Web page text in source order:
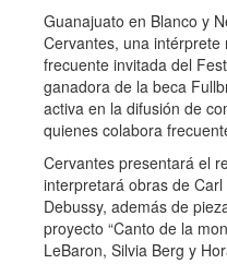
Guanajuato en Blanco y
Cervantes, una
frecuente invitada del
ganadora de la beca
activa en la difusión de
quienes colabora
Cervantes presentará el
interpretará obras de
Debussy, además de
proyecto “Canto de la
LeBaron, Silvia Berg y